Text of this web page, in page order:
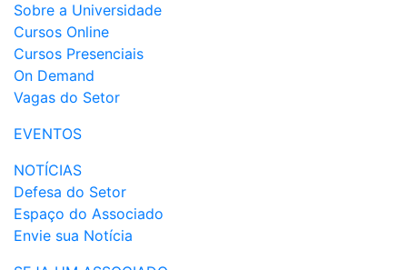
Sobre a Universidade
Cursos Online
Cursos Presenciais
On Demand
Vagas do Setor
EVENTOS
NOTÍCIAS
Defesa do Setor
Espaço do Associado
Envie sua Notícia